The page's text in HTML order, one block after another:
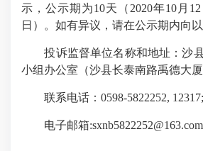
示，公示期为10天（2020年10月
日）。如有异议，请在公示期内向
投诉监督单位名称和地址：沙县
小组办公室（沙县长泰南路禹德大厦
联系电话：0598-5822252, 12317;
电子邮箱:sxnb5822252@163.com